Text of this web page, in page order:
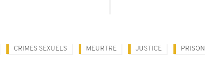
CRIMES SEXUELS MEURTRE JUSTICE PRISON